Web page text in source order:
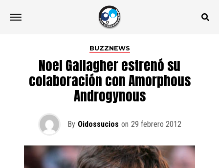
BUZZNEWS
Noel Gallagher estrenó su
colaboración con Amorphous
Androgynous
By Oidossucios on 29 febrero 2012